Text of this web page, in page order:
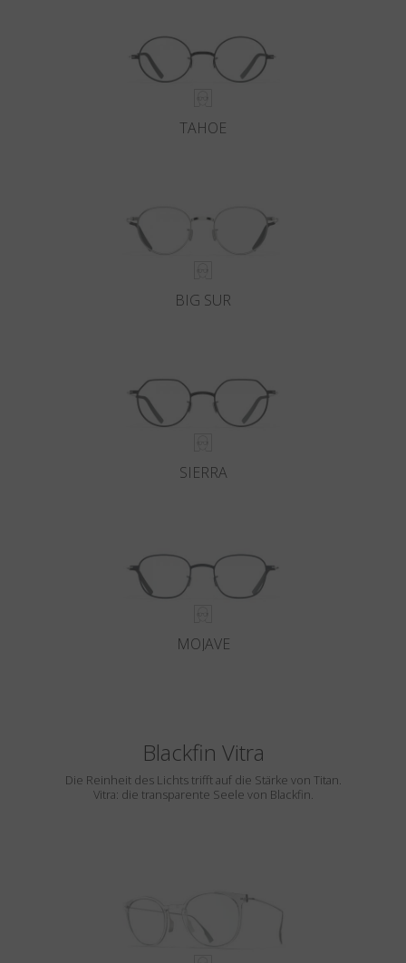
TAHOE
BIG SUR
SIERRA
MOJAVE
Blackfin Vitra
Die Reinheit des Lichts trifft auf die Stärke von Titan.
Vitra: die transparente Seele von Blackfin.